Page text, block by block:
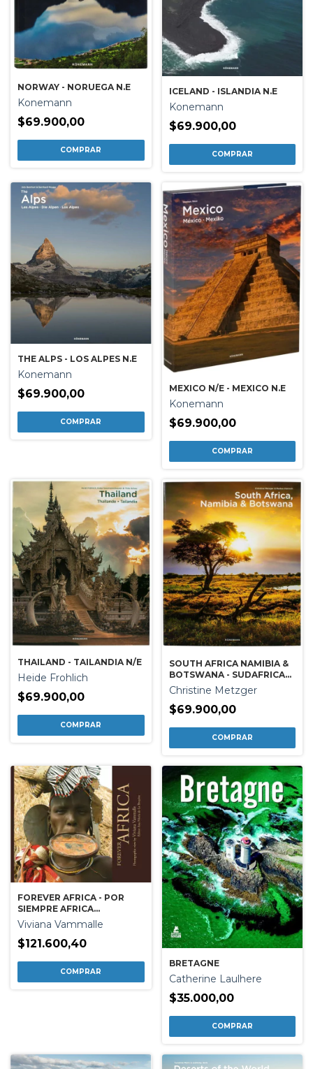
NORWAY - NORUEGA N.E
Konemann
$69.900,00
ICELAND - ISLANDIA N.E
Konemann
$69.900,00
THE ALPS - LOS ALPES N.E
Konemann
$69.900,00 MEXICO N/E - MEXICO N.E
Konemann
$69.900,00
THAILAND - TAILANDIA N/E
Heide Frohlich
$69.900,00
SOUTH AFRICA NAMIBIA &
BOTSWANA - SUDAFRICA
NAMIBIA Y BOTSUANA N.E
Christine Metzger
$69.900,00
FOREVER AFRICA - POR
SIEMPRE AFRICA
(BILINGUE)
Viviana Vammalle
$121.600,40
BRETAGNE
Catherine Laulhere
$35.000,00